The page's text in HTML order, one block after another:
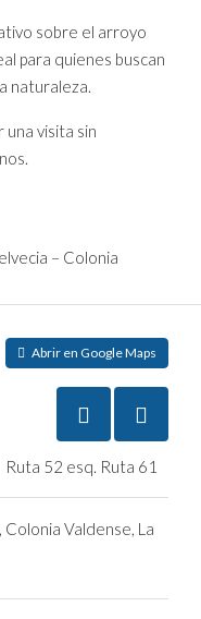
sobre el arroyo
para quienes buscan
naturaleza.
visita sin
– Colonia
Abrir en Google Maps
Ruta 52 esq. Ruta 61
Colonia Valdense, La